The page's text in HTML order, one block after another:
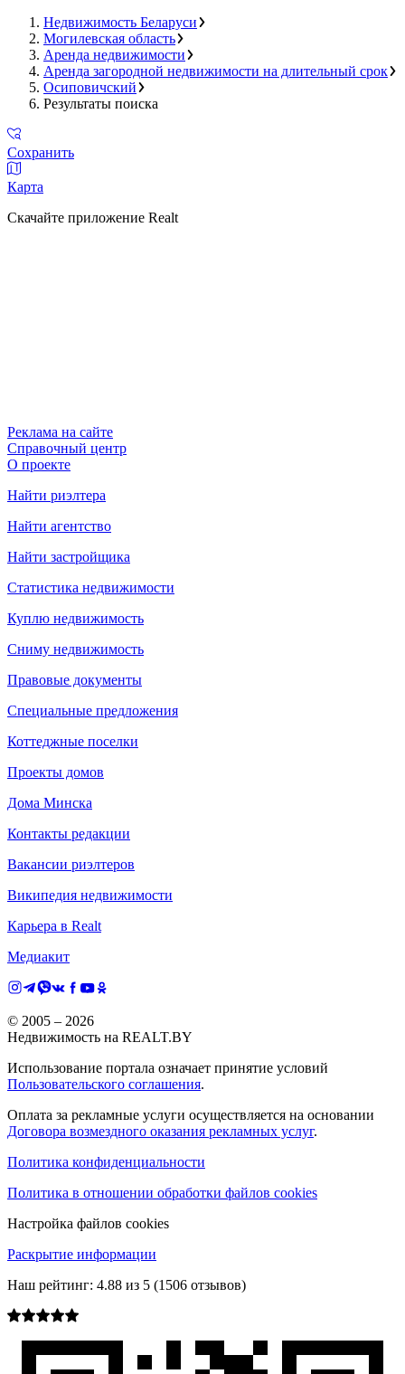
Недвижимость Беларуси
Могилевская область
Аренда недвижимости
Аренда загородной недвижимости на длительный срок
Осиповичский
Результаты поиска
Сохранить
Карта
Скачайте приложение Realt
Реклама на сайте
Справочный центр
О проекте
Найти риэлтера
Найти агентство
Найти застройщика
Статистика недвижимости
Куплю недвижимость
Сниму недвижимость
Правовые документы
Специальные предложения
Коттеджные поселки
Проекты домов
Дома Минска
Контакты редакции
Вакансии риэлтеров
Википедия недвижимости
Карьера в Realt
Медиакит
© 2005 – 2026
Недвижимость на REALT.BY
Использование портала означает принятие условий
Пользовательского соглашения.
Оплата за рекламные услуги осуществляется на основании
Договора возмездного оказания рекламных услуг.
Политика конфиденциальности
Политика в отношении обработки файлов cookies
Настройка файлов cookies
Раскрытие информации
Наш рейтинг: 4.88 из 5 (1506 отзывов)